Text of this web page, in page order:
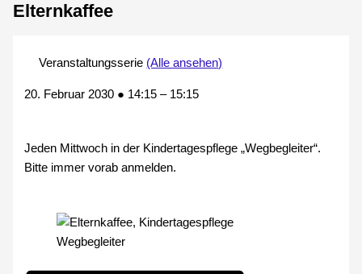
Elternkaffee
Veranstaltungsserie (Alle ansehen)
20. Februar 2030 ● 14:15– 15:15
Jeden Mittwoch in der Kindertagespflege „Wegbegleiter“.
Bitte immer vorab anmelden.